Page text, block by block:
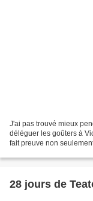
J'ai pas trouvé mieux
déléguer les goûters à
fait preuve non
28 jours de